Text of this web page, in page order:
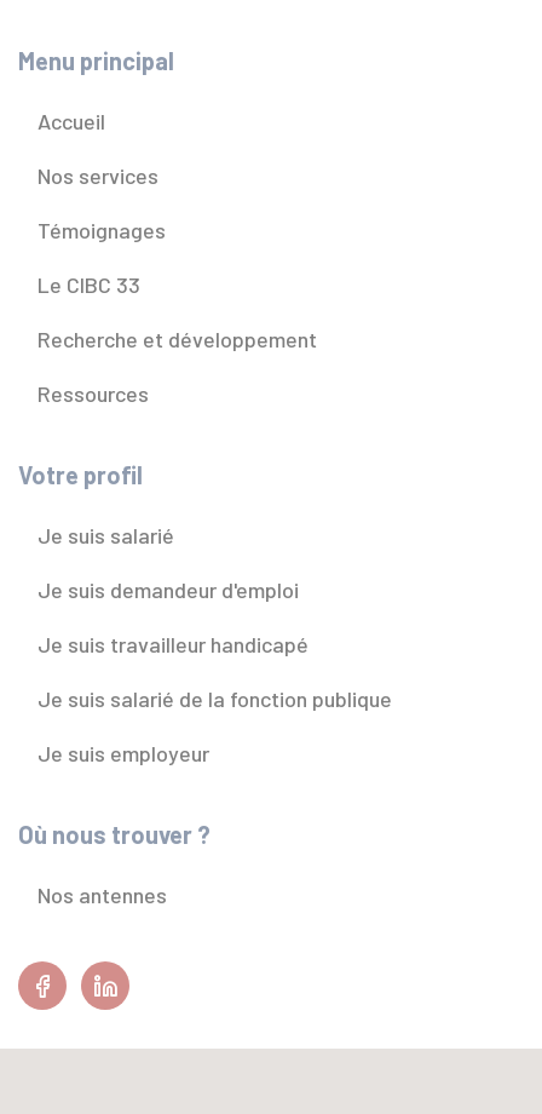
Menu principal
Accueil
Nos services
Témoignages
Le CIBC 33
Recherche et développement
Ressources
Votre profil
Je suis salarié
Je suis demandeur d'emploi
Je suis travailleur handicapé
Je suis salarié de la fonction publique
Je suis employeur
Où nous trouver ?
Nos antennes
FacebookLinkedin